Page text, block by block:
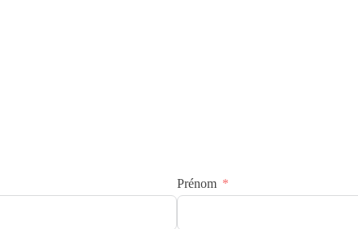
Prénom